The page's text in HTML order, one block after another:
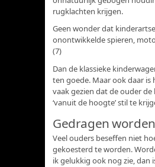
rugklachten krijgen.
Geen wonder dat
onontwikkelde spieren,
(7)
Dan de klassieke
ten goede. Maar ook daar
vaak gezien dat de ouder
‘vanuit de hoogte’ stil te
Gedragen worden
Veel ouders beseffen niet
gekoesterd te worden.
ik gelukkig ook nog zie, dan